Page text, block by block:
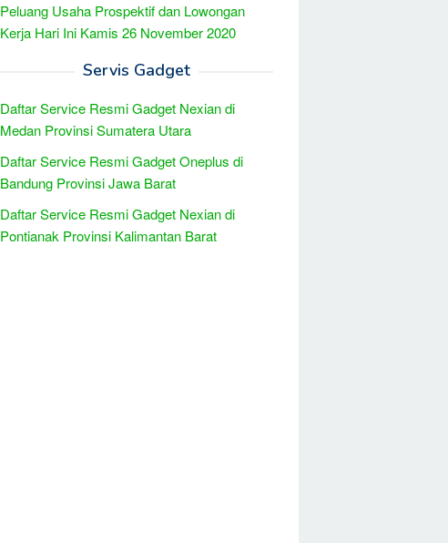
Peluang Usaha Prospektif dan Lowongan
Kerja Hari Ini Kamis 26 November 2020
Servis Gadget
Daftar Service Resmi Gadget Nexian di
Medan Provinsi Sumatera Utara
Daftar Service Resmi Gadget Oneplus di
Bandung Provinsi Jawa Barat
Daftar Service Resmi Gadget Nexian di
Pontianak Provinsi Kalimantan Barat